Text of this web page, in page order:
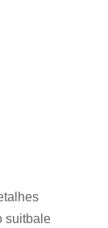
suitbale